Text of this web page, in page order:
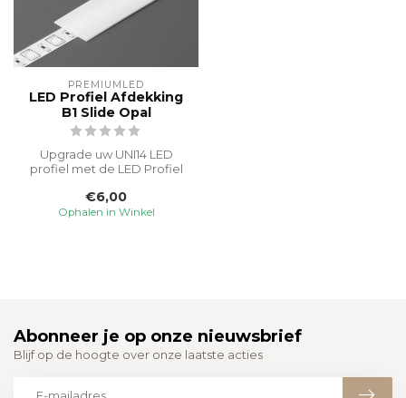
PREMIUMLED
LED Profiel Afdekking
B1 Slide Opal
Upgrade uw UNI14 LED
profiel met de LED Profiel
Deze op...
€6,00
Ophalen in Winkel
Abonneer je op onze nieuwsbrief
Blijf op de hoogte over onze laatste acties